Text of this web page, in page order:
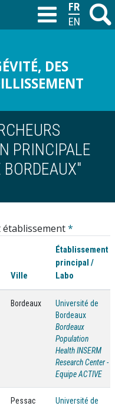
M
DES
T
PRINCIPALE
établissement*
Ville
Établissement
principal /
Labo
Bordeaux
Université de
Bordeaux
Bordeaux
Population
Health INSERM
Research Center -
Equipe ACTIVE
Pessac
Université de
FRANÇAIS
ENGLISH